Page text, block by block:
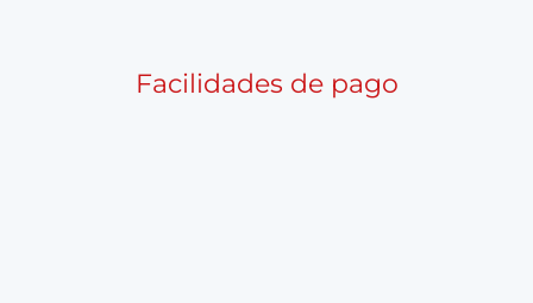
Facilidades de pago